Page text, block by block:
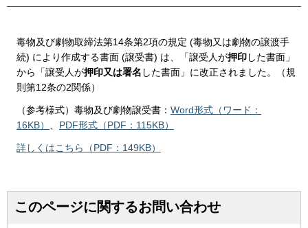
毒物及び劇物取締法第14条第2項の規定 (毒物又は劇物の譲渡手
続) により作成する書面 (譲受書) は、「譲受人が押印した書面」
から「譲受人が押印又は署名 した書面」に改正されました。（規
則第12条の2関係）
（参考様式）毒物及び劇物譲受書： Word形式（ワード：
16KB）
PDF形式（PDF：115KB）
詳しくはこちら（PDF：149KB）
このページに関するお問い合わせ